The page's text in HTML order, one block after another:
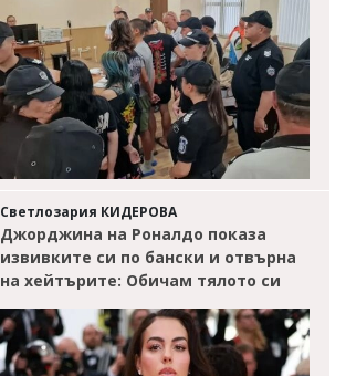
Светлозария КИДЕРОВА
Джорджина на Роналдо показа
извивките си по бански и отвърна
на хейтърите: Обичам тялото си